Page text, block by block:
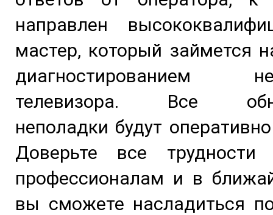
направлен
мастер, который займется
диагностированием
телевизора. Все
неполадки будут
Доверьте все
профессионалам и в
вы сможете насладиться